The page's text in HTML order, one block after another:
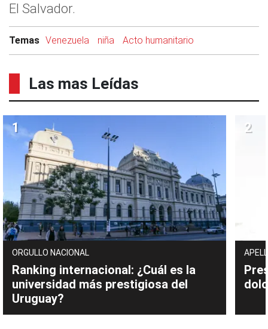
El Salvador.
Temas Venezuela niña Acto humanitario
Las mas Leídas
ORGULLO NACIONAL
Ranking internacional: ¿Cuál es la
universidad más prestigiosa del
Uruguay?